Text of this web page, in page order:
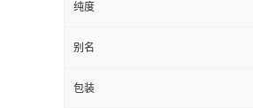
纯度
别名
包装